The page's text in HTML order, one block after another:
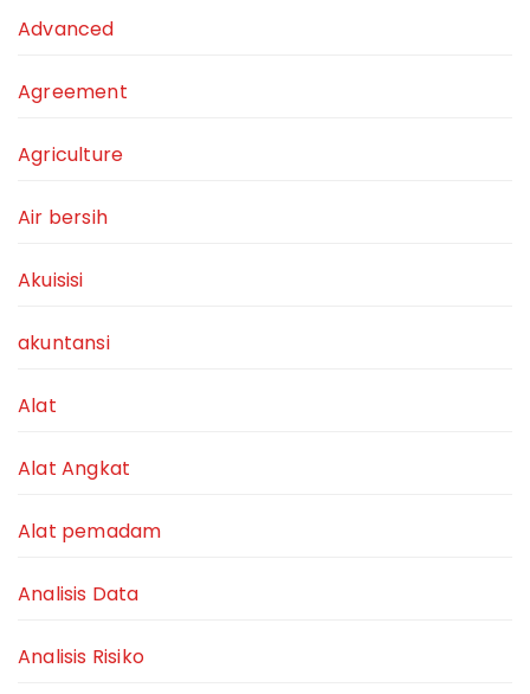
Advanced
Agreement
Agriculture
Air bersih
Akuisisi
akuntansi
Alat
Alat Angkat
Alat pemadam
Analisis Data
Analisis Risiko